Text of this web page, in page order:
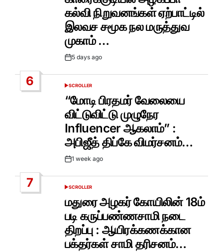
கல்வி நிறுவனங்கள் ஏற்பாட்டில்
இலவச சமூக நல மருத்துவ
முகாம் …
Post5 days ago
6
POSTED
IN
SCROLLER
“மோடி பிரதமர் வேலையை
விட்டுவிட்டு முழுநேர
Influencer ஆகலாம்” :
அபிஜீத் திப்கே விமர்சனம்…
Post1 week ago
7
POSTED
SCROLLER
மதுரை அழகர் கோயிலின் 18ம்
படி கருப்பண்ணசாமி நடை
திறப்பு : ஆயிரக்கணக்கான
பக்தர்கள் சாமி தரிசனம்…